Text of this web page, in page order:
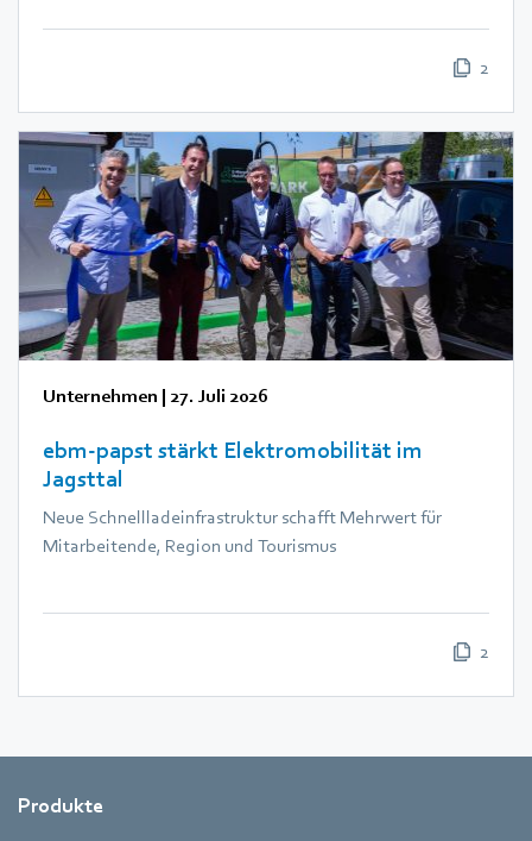
2
Unternehmen | 27. Juli 2026
ebm‑papst stärkt Elektromobilität im
Jagsttal
Neue Schnellladeinfrastruktur schafft Mehrwert für
Mitarbeitende, Region und Tourismus
2
Produkte